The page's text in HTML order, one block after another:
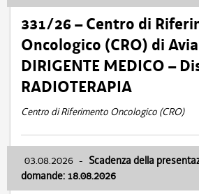
331/26 – Centro di
Oncologico (CRO) di
DIRIGENTE MEDICO –
RADIOTERAPIA
Centro di Riferimento Oncologico (CRO)
03.08.2026 - Scadenza della
domande: 18.08.2026